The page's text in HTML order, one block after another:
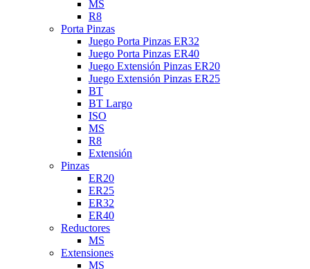
MS
R8
Porta Pinzas
Juego Porta Pinzas ER32
Juego Porta Pinzas ER40
Juego Extensión Pinzas ER20
Juego Extensión Pinzas ER25
BT
BT Largo
ISO
MS
R8
Extensión
Pinzas
ER20
ER25
ER32
ER40
Reductores
MS
Extensiones
MS